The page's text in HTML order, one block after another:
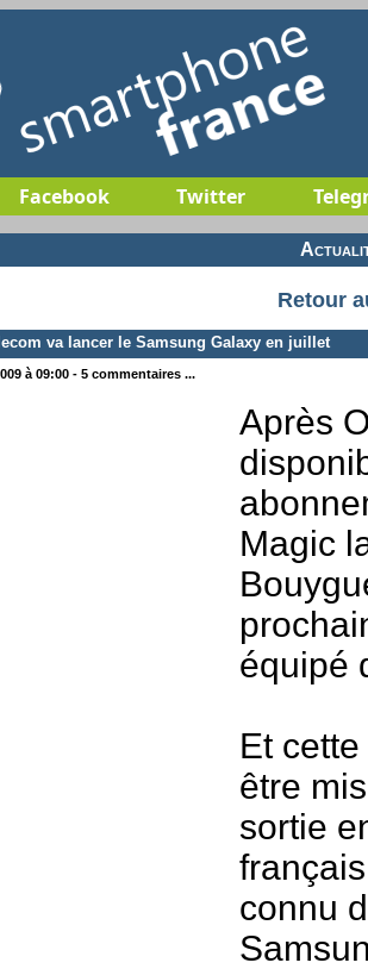
Facebook Twitter
Retour
va lancer le Samsung Galaxy en juillet
à 09:00 - 5 commentaires ...
Après
Magic
équipé
Et
être
sortie
connu